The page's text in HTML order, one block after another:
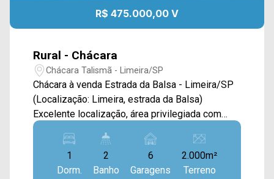
R$ 475.000,00 V
Rural - Chácara
Chácara Talismã - Limeira/SP
Chácara à venda Estrada da Balsa - Limeira/SP
(Localização: Limeira, estrada da Balsa)
Excelente localização, área privilegiada com
metragem de 2.000 m² terreno e 120 m² de
construção. Contendo: - 01 Dormitório; - 03
Banheiros; - Sala de TV, Sala de Jantar; -
Lavanderia; - Dispensa; - Área Gourmet com
1
Dorm.
2
Banho
6
Garagens
2.000m²
Terreno